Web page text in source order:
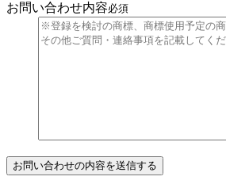
お問い合わせ内容必須